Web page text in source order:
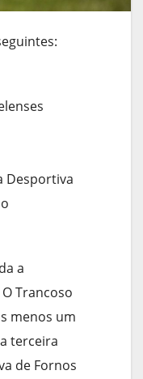
Desportiva
a
Trancoso
menos um
terceira
de Fornos